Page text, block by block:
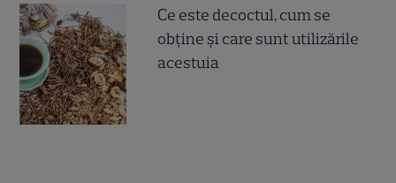
Ce este decoctul, cum se
obţine şi care sunt utilizările
acestuia